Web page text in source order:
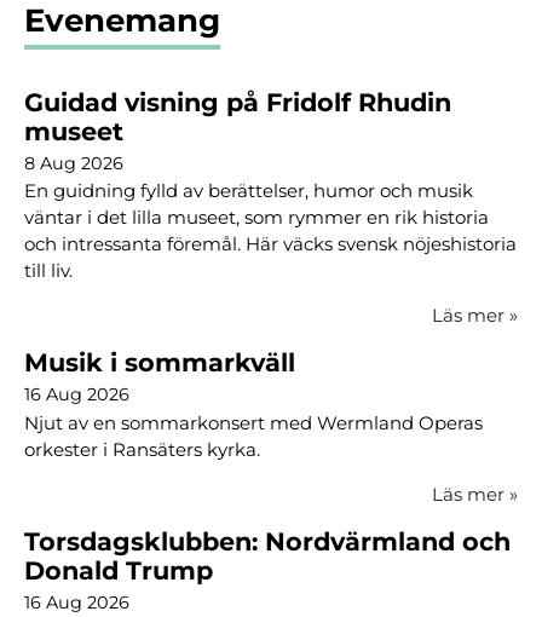
Evenemang
Guidad visning på Fridolf Rhudin
museet
8 Aug 2026
En guidning fylld av berättelser, humor och musik
väntar i det lilla museet, som rymmer en rik historia
och intressanta föremål. Här väcks svensk nöjeshistoria
till liv.
Läs mer »
Musik i sommarkväll
16 Aug 2026
Njut av en sommarkonsert med Wermland Operas
orkester i Ransäters kyrka.
Läs mer »
Torsdagsklubben: Nordvärmland och
Donald Trump
16 Aug 2026